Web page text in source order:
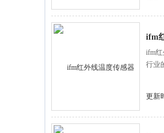
ifm
ifm
行业
更新